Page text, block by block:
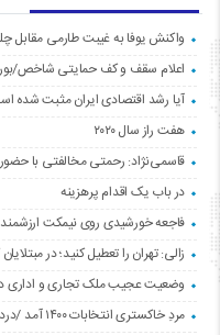
واکنش یوفا به غیبت طارمی مقابل
اعلام سقف و کف حمایتی شاخص/
آیا رشد اقتصادی ایران مثبت شده
هفت راز سال ۲۰۲۰
قاسمی‌نژاد: رحمتی مخالفتی با
در باب یک اقدام پرهزینه
فاجعه خورشیدی روی نیمکت
زالی: تهران را تعطیل کنید؛ در
وضعیت عجیب ملک تجاری و اداری در تهران/
مردِ خاکستری انتخابات ۱۴۰۰ آمد /دردسر کلاب هاوس برای کاندیداها